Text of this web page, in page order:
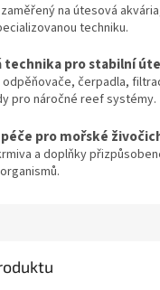
na útesová
techniku.
technika pro stabilní
čerpadla,
pro náročné reef systémy.
pro mořské
a doplňky